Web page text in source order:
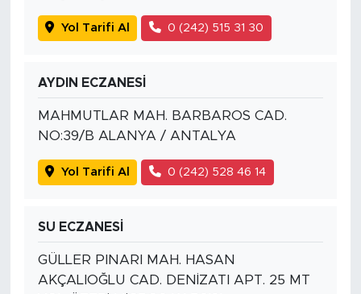
Yol Tarifi Al 0 (242) 515 31 30
AYDIN ECZANESİ
MAHMUTLAR MAH. BARBAROS CAD.
NO:39/B ALANYA / ANTALYA
Yol Tarifi Al 0 (242) 528 46 14
SU ECZANESİ
GÜLLER PINARI MAH. HASAN
AKÇALIOĞLU CAD. DENİZATI APT. 25 MT